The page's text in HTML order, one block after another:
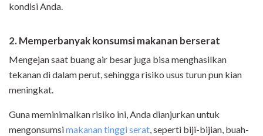
kondisi Anda.
2. Memperbanyak konsumsi makanan berserat
Mengejan saat buang air besar juga bisa menghasilkan
tekanan di dalam perut, sehingga risiko usus turun pun kian
meningkat.
Guna meminimalkan risiko ini, Anda dianjurkan untuk
mengonsumsimakanan tinggi serat, seperti biji-bijian, buah-